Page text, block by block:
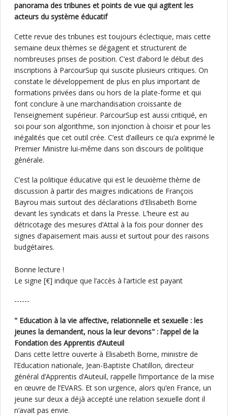
panorama des tribunes et points de vue qui agitent les
acteurs du système éducatif
Cette revue des tribunes est toujours éclectique, mais cette
semaine deux thèmes se dégagent et structurent de
nombreuses prises de position. C’est d’abord le début des
inscriptions à ParcourSup qui suscite plusieurs critiques. On
constate le développement de plus en plus important de
formations privées dans ou hors de la plate-forme et qui
font conclure à une marchandisation croissante de
l’enseignement supérieur. ParcourSup est aussi critiqué, en
soi pour son algorithme, son injonction à choisir et pour les
inégalités que cet outil crée. C’est d’ailleurs ce qu’a exprimé le
Premier Ministre lui-même dans son discours de politique
générale.
C’est la politique éducative qui est le deuxième thème de
discussion à partir des maigres indications de François
Bayrou mais surtout des déclarations d’Elisabeth Borne
devant les syndicats et dans la Presse. L’heure est au
détricotage des mesures d’Attal à la fois pour donner des
signes d’apaisement mais aussi et surtout pour des raisons
budgétaires.
Bonne lecture !
Le signe [€] indique que l’accès à l’article est payant
------
" Education à la vie affective, relationnelle et sexuelle : les
jeunes la demandent, nous la leur devons" : l’appel de la
Fondation des Apprentis d’Auteuil
Dans cette lettre ouverte à Elisabeth Borne, ministre de
l’Education nationale, Jean-Baptiste Chatillon, directeur
général d’Apprentis d’Auteuil, rappelle l’importance de la mise
en œuvre de l’EVARS. Et son urgence, alors qu’en France, un
jeune sur deux a déjà accepté une relation sexuelle dont il
n’avait pas envie.